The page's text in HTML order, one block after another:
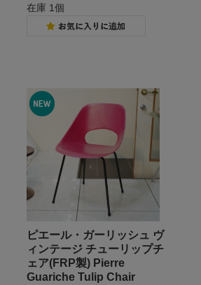
在庫 1個
ピエール・ガーリッシュ ヴ
ィンテージ チューリップチ
ェア(FRP製) Pierre
Guariche Tulip Chair